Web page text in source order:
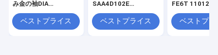
み金の袖DIA
ベストプライス
SAA4D102E
29-2110 DIA 102 mm
ベストプライス
FE6T 11012-
ベストプラ